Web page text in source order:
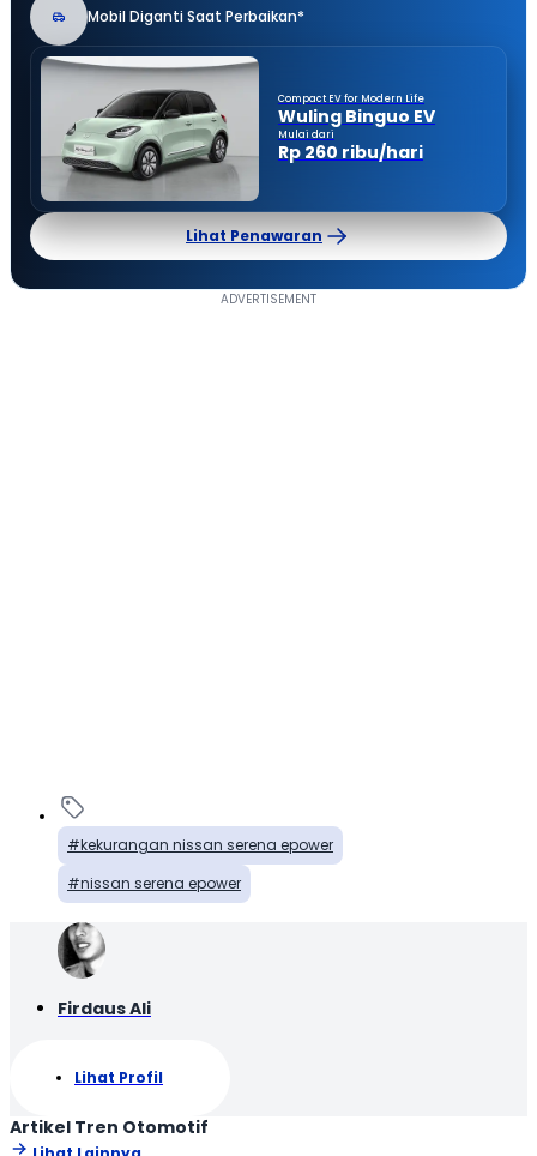
Mobil Diganti Saat Perbaikan*
Compact EV for Modern Life
Wuling Binguo EV
Mulai dari
Rp 260 ribu/hari
Lihat Penawaran
kekurangan nissan serena epower
nissan serena epower
Firdaus Ali
Lihat Profil
Artikel Tren Otomotif